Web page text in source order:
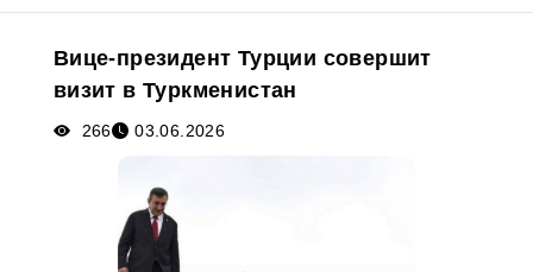
Новости
Медиа
Афиша
Вице-президент Турции совершит
визит в Туркменистан
266 03.06.2026